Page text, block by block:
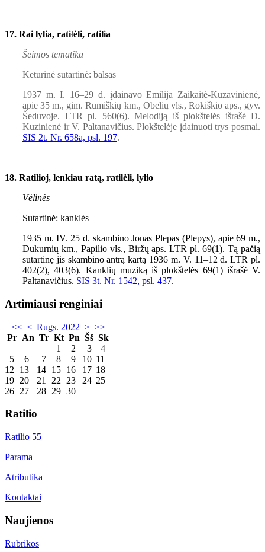
17. Rai lylia, ratiłėli, ratilia
Šeimos tematika
Keturinė sutartinė: balsas
1937 m. I. 16–29 d. įdainavo Emilija Zaikaitė-Kuzavinienė,
apie 35 m., gim. Rūmiškių km., Obelių vls., Rokiškio aps., gyv.
Šeduvoje. LTR pl. 560(6). Melodiją iš plokštelės išrašė D.
Kuzinienė ir V. Paltanavičius. Plokštelėje įdainuoti trys posmai.
SIS 2t. Nr. 658a, psl. 197.
18. Ratilioj, lenkiau ratą, ratilėli, lylio
Vėlinės
Sutartinė: kanklės
1935 m. IV. 25 d. skambino Jonas Plepas (Plepys), apie69 m.,
Dukurnių km., Papilio vls., Biržų aps. LTR pl. 69(1). Tą pačią
sutartinę jis skambino antrą kartą 1936 m. V. 11–12 d. LTR pl.
402(2), 403(6). Kanklių muziką iš plokštelės 69(1) išrašė V.
Paltanavičius. SIS 3t. Nr. 1542, psl. 437.
Artimiausi renginiai
<< < Rugs. 2022 > >>
Pr An Tr Kt Pn Šš Sk
1
2 3
4
5
6 7 8 9 10 11
12
13 14 15 16 17 18
19 20 21 22 23 24 25
26 27 28 29 30
Ratilio
Ratilio 55
Parama
Atributika
Kontaktai
Naujienos
Rubrikos